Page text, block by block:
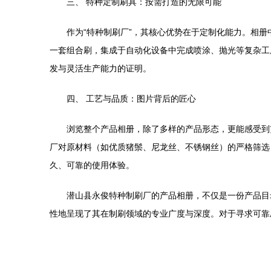
作为“特种制刷厂”，其核心优势在于定制化能力。相
一套组合刷，集成于自动化设备中完成喷涂、抛光等复杂
发与灵活生产能力的证明。
四、 工艺与品质：图片背后的匠心
浏览整个产品相册，除了多样的产品形态，更能感受
厂对原材料（如优质猪鬃、尼龙丝、不锈钢丝）的严格筛
久、可靠的使用体验。
潜山县永俊特种制刷厂的产品相册，不仅是一份产品
性地呈现了其在制刷领域的专业广度与深度。对于寻求可